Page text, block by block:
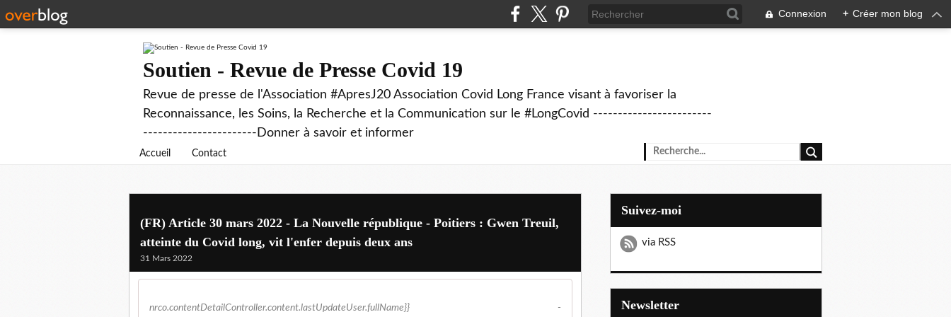
Connexion + Créer mon blog
Soutien - Revue de Presse Covid 19
Revue de presse de l'Association #ApresJ20 Association Covid Long France visant à favoriser la
Reconnaissance, les Soins, la Recherche et la Communication sur le #LongCovid ------------------------
-----------------------Donner à savoir et informer
Accueil Contact
(FR) Article 30 mars 2022 - La Nouvelle république - Poitiers : Gwen Treuil,
atteinte du Covid long, vit l'enfer depuis deux ans
31 Mars 2022
nrco.contentDetailController.content.lastUpdateUser.fullName}} -
Suivez-moi
via RSS
Newsletter